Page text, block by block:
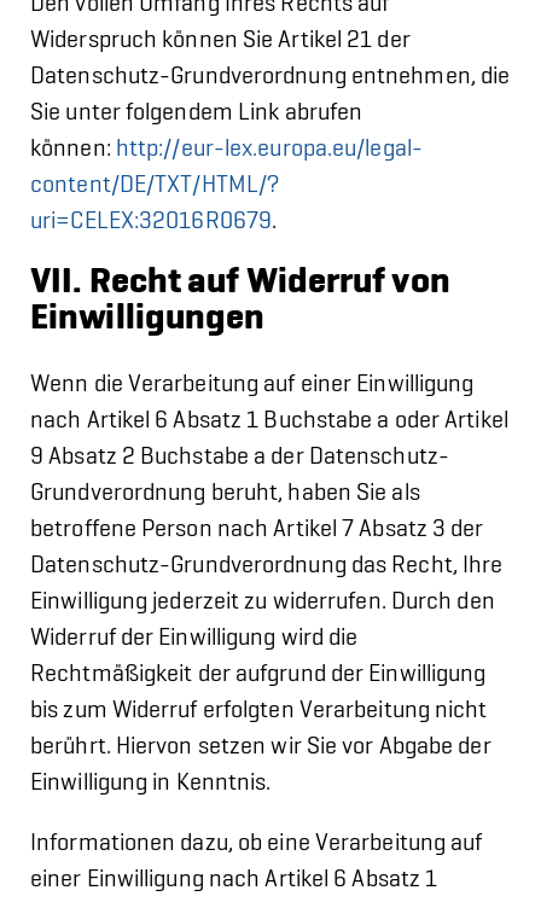
Widerspruch können Sie Artikel 21 der
Datenschutz-Grundverordnung entnehmen, die
Sie unter folgendem Link abrufen
können: http://eur-lex.europa.eu/legal-
content/DE/TXT/HTML/?
uri=CELEX:32016R0679.
VII. Recht auf Widerruf von
Einwilligungen
Wenn die Verarbeitung auf einer Einwilligung
nach Artikel 6 Absatz 1 Buchstabe a oder Artikel
9 Absatz 2 Buchstabe a der Datenschutz-
Grundverordnung beruht, haben Sie als
betroffene Person nach Artikel 7 Absatz 3 der
Datenschutz-Grundverordnung das Recht, Ihre
Einwilligung jederzeit zu widerrufen. Durch den
Widerruf der Einwilligung wird die
Rechtmäßigkeit der aufgrund der Einwilligung
bis zum Widerruf erfolgten Verarbeitung nicht
berührt. Hiervon setzen wir Sie vor Abgabe der
Einwilligung in Kenntnis.
Informationen dazu, ob eine Verarbeitung auf
einer Einwilligung nach Artikel 6 Absatz 1